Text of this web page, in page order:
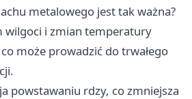
metalowego jest tak ważna?
wilgoci i zmian temperatury
może prowadzić do trwałego
powstawaniu rdzy, co zmniejsza